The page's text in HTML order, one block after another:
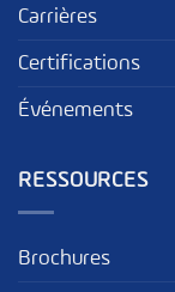
Carrières
Certifications
Événements
RESSOURCES
Brochures